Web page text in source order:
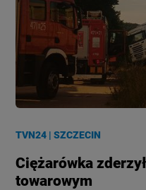
TVN24 |SZCZECIN
Ciężarówka
towarowym